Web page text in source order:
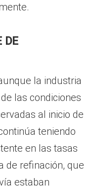
DE
la industria
las condiciones
al inicio de
teniendo
en las tasas
de refinación, que
estaban